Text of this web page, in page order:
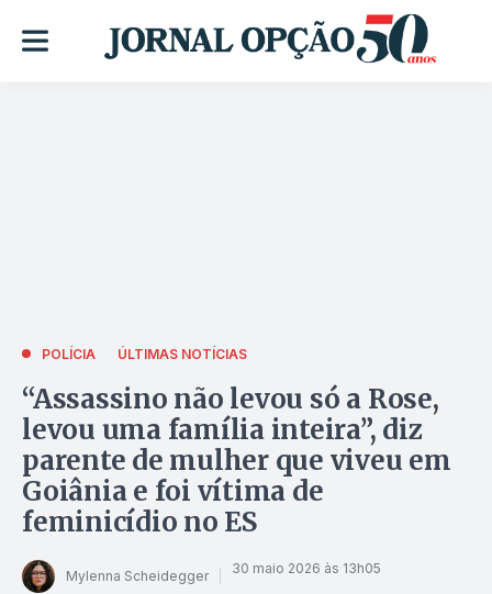
POLÍCIA ÚLTIMAS NOTÍCIAS
“Assassino não levou só a Rose,
levou uma família inteira”, diz
parente de mulher que viveu em
Goiânia e foi vítima de
feminicídio no ES
Mylenna Scheidegger 30 maio 2026 às 13h05